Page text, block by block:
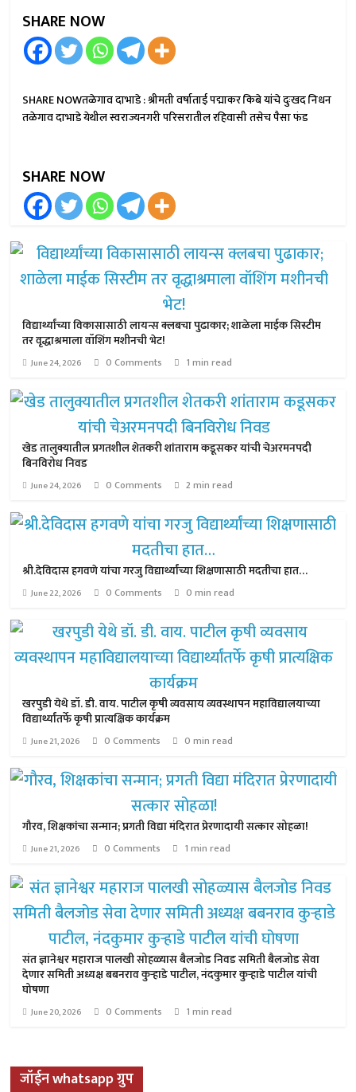
SHARE NOW
SHARE NOWतळेगाव दाभाडे : श्रीमती वर्षाताई पद्माकर किबे यांचे दुःखद निधन
तळेगाव दाभाडे येथील स्वराज्यनगरी परिसरातील रहिवासी तसेच पैसा फंड
SHARE NOW
विद्यार्थ्यांच्या विकासासाठी लायन्स क्लबचा पुढाकार; शाळेला माईक सिस्टीम
तर वृद्धाश्रमाला वॉशिंग मशीनची भेट!
June 24, 2026 0 Comments 1 min read
खेड तालुक्यातील प्रगतशील शेतकरी शांताराम कडूसकर यांची चेअरमनपदी
बिनविरोध निवड
June 24, 2026 0 Comments 2 min read
श्री.देविदास हगवणे यांचा गरजु विद्यार्थ्यांच्या शिक्षणासाठी मदतीचा हात…
June 22, 2026 0 Comments 0 min read
खरपुडी येथे डॉ. डी. वाय. पाटील कृषी व्यवसाय व्यवस्थापन महाविद्यालयाच्या
विद्यार्थ्यांतर्फे कृषी प्रात्यक्षिक कार्यक्रम
June 21, 2026 0 Comments 0 min read
गौरव, शिक्षकांचा सन्मान; प्रगती विद्या मंदिरात प्रेरणादायी सत्कार सोहळा!
June 21, 2026 0 Comments 1 min read
संत ज्ञानेश्वर महाराज पालखी सोहळ्यास बैलजोड निवड समिती बैलजोड सेवा
देणार समिती अध्यक्ष बबनराव कुऱ्हाडे पाटील, नंदकुमार कुऱ्हाडे पाटील यांची
घोषणा
June 20, 2026 0 Comments 1 min read
जॉईन whatsapp ग्रुप